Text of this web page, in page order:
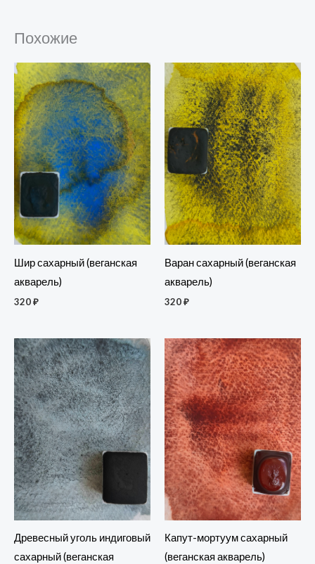
Похожие
Шир сахарный (веганская
акварель)
320₽
Варан сахарный (веганская
акварель)
320₽
Древесный уголь индиговый
сахарный (веганская
Капут-мортуум сахарный
(веганская акварель)